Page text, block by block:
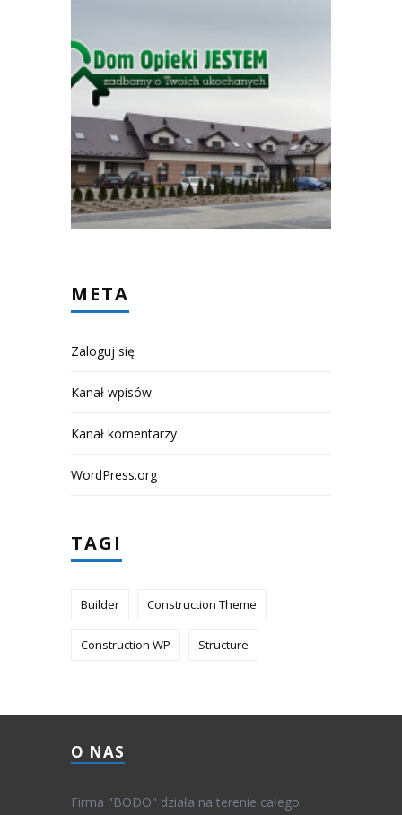
META
Zaloguj się
Kanał wpisów
Kanał komentarzy
WordPress.org
TAGI
Builder Construction Theme
Construction WP Structure
O NAS
Firma "BODO" działa na terenie całego